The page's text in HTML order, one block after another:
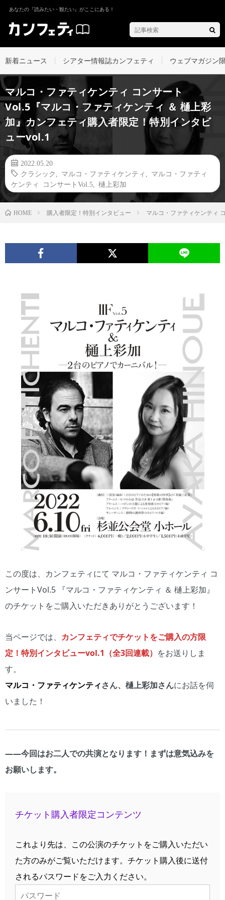
あなたの『読みたい・観たい』がここにある！
新着ニュース シアター情報誌カンフェティ ウェブマガジン
マルコ・ファティケンティ コンサート
Vol.5『マルコ・ファティケンティ ＆ 樋上彩
加』カンフェティ購入者限定！特別インタビ
ューvol.1
2022.05.20
クラシック
マルコ・ファティケンティ
マルコ・ファティ
ケンティ コンサートVol.5
樋上彩加
HOME 購入者限定！特別インタビュー マルコ・ファティケンティ
この度は、カンフェティにて マルコ・ファティケンティ コ
ンサートVol.5 『マルコ・ファティケンティ ＆ 樋上彩加』
のチケットをご購入いただきありがとうございます！
当ページでは、 カンフェティでチケットをご購入の方限
定！特別インタビューvol.1（全3回連載） をお送りしま
す。
マルコ・ファティケンティさん、 樋上彩加さんにお話を伺
いました！
――今回はお二人での共演となります！まずは意気込みを
お願いします。
チケット購入者限定コンテンツ
これより先は、この公演のチケットをご購入いただい
た方のみがご覧いただけます。チケット購入後に送付
されるパスワードをご入力ください。